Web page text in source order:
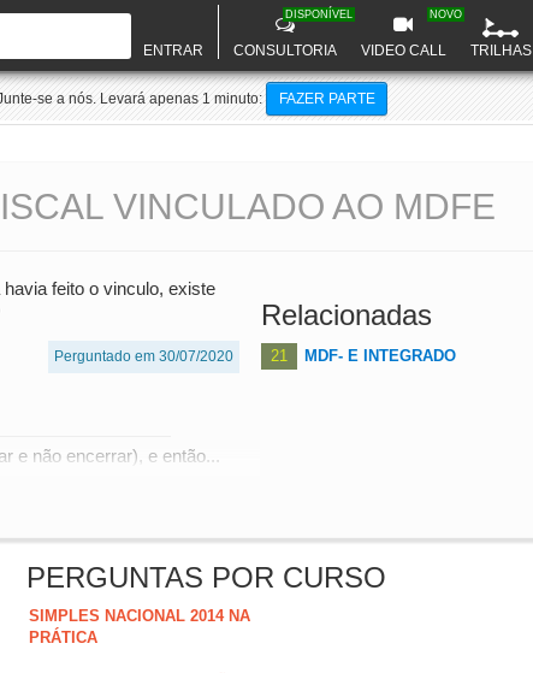
ENTRAR CONSULTORIA
DISPONÍVEL
VIDEO CALL
NOVO
TRILHAS
se a nós. Levará apenas 1 minuto: FAZER PARTE
VINCULADO AO MDFE
feito o vinculo, existe
Perguntado em 30/07/2020
e não encerrar), e então...
Relacionadas
21 MDF- E INTEGRADO
PERGUNTAS POR CURSO
SIMPLES NACIONAL 2014 NA
PRÁTICA